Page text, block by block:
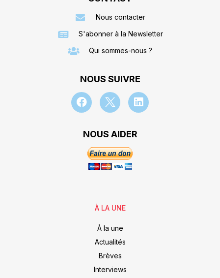
Nous contacter
S'abonner à la Newsletter
Qui sommes-nous ?
NOUS SUIVRE
NOUS AIDER
À LA UNE
À la une
Actualités
Brèves
Interviews